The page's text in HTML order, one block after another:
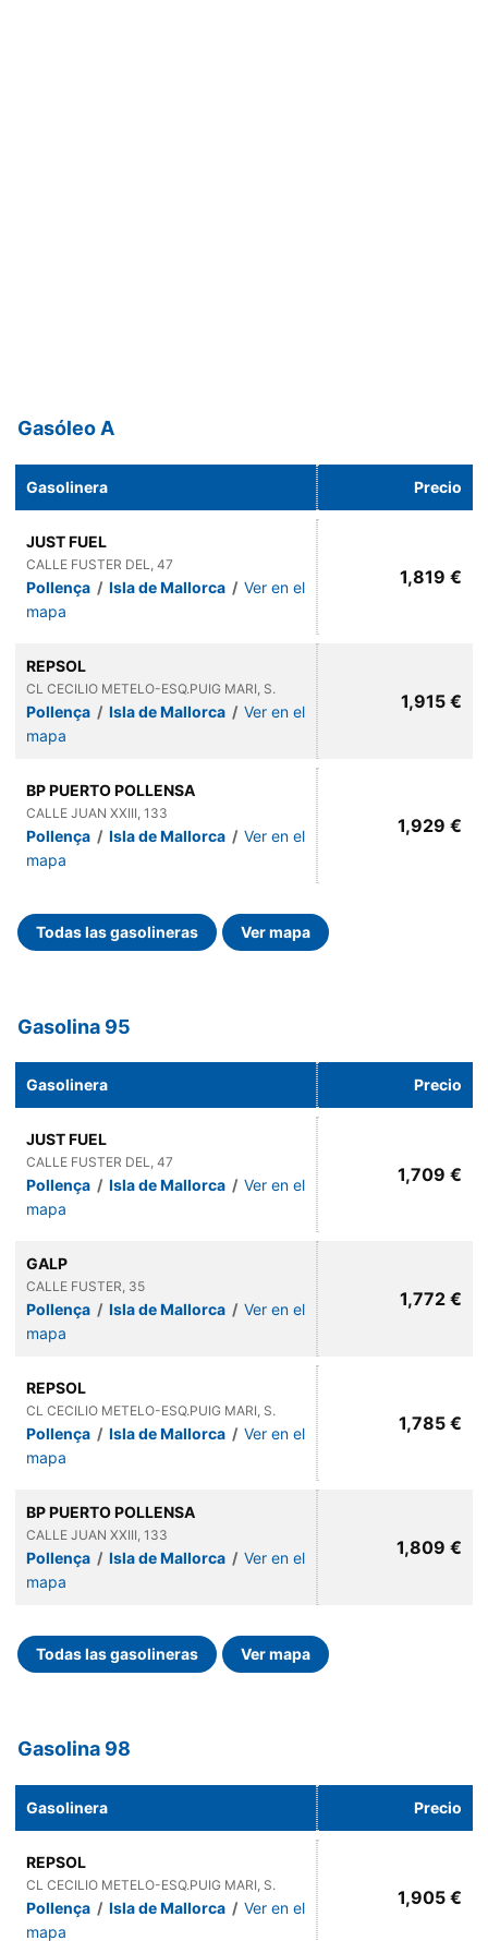
Gasóleo A
Gasolinera Precio
JUST FUEL
CALLE FUSTER DEL, 47
Pollença / Isla de Mallorca / Ver en el
mapa
1,819 €
REPSOL
CL CECILIO METELO-ESQ.PUIG MARI, S.
Pollença / Isla de Mallorca / Ver en el
mapa
1,915 €
BP PUERTO POLLENSA
CALLE JUAN XXIII, 133
Pollença / Isla de Mallorca / Ver en el
mapa
1,929 €
Todas las gasolineras Ver mapa
Gasolina 95
Gasolinera Precio
JUST FUEL
CALLE FUSTER DEL, 47
Pollença / Isla de Mallorca / Ver en el
mapa
1,709 €
GALP
CALLE FUSTER, 35
Pollença / Isla de Mallorca / Ver en el
mapa
1,772 €
REPSOL
CL CECILIO METELO-ESQ.PUIG MARI, S.
Pollença / Isla de Mallorca / Ver en el
mapa
1,785 €
BP PUERTO POLLENSA
CALLE JUAN XXIII, 133
Pollença / Isla de Mallorca / Ver en el
mapa
1,809 €
Todas las gasolineras Ver mapa
Gasolina 98
Gasolinera Precio
REPSOL
CL CECILIO METELO-ESQ.PUIG MARI, S.
Pollença / Isla de Mallorca / Ver en el
mapa
1,905 €